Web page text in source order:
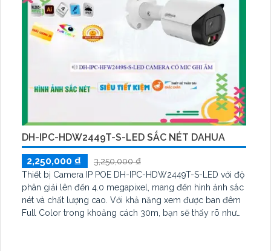
DH-IPC-HDW2449T-S-LED SẮC NÉT DAHUA
2,250,000 ₫
3,250,000 ₫
Thiết bị Camera IP POE DH-IPC-HDW2449T-S-LED với độ
phân giải lên đến 4.0 megapixel, mang đến hình ảnh sắc
nét và chất lượng cao. Với khả năng xem được ban đêm
Full Color trong khoảng cách 30m, bạn sẽ thấy rõ như